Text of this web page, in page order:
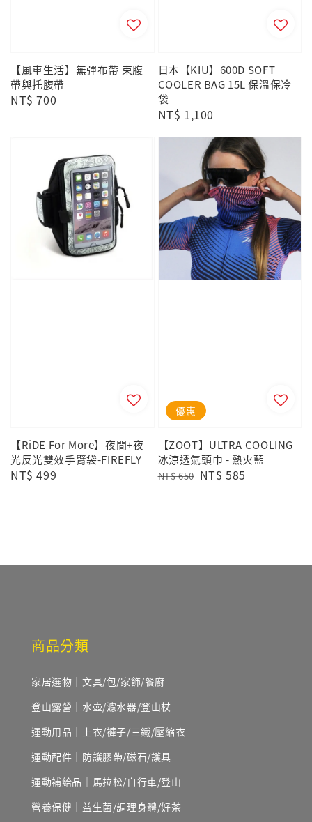
【風車生活】無彈布帶 束腹
帶與托腹帶
Regular
NT$ 700
日本【KIU】600D SOFT
COOLER BAG 15L 保溫保冷
袋
Regular
NT$ 1,100
【RiDE For More】夜間+夜
光反光雙效手臂袋-FIREFLY
Regular
NT$ 499
優惠
【ZOOT】ULTRA COOLING
冰涼透氣頭巾 - 熱火藍
Regular
NT$ 650 Sale
NT$ 585
商品分類
家居選物｜文具/包/家飾/餐廚
登山露營｜水壺/濾水器/登山杖
運動用品｜上衣/褲子/三鐵/壓縮衣
運動配件｜防護膠帶/磁石/護具
運動補給品｜馬拉松/自行車/登山
營養保健｜益生菌/調理身體/好茶